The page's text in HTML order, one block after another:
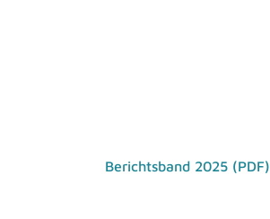
Berichtsband 2025 (PDF)